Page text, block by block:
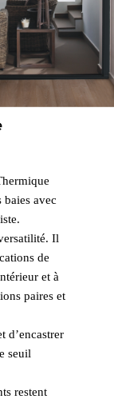
baies avec
Il
de
et à
paires et
d’encastrer
seuil
restent